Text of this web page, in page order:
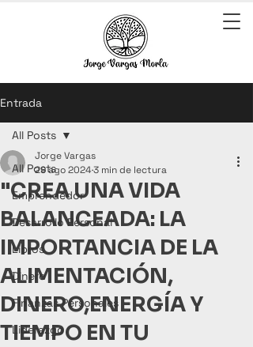
Entrada
All Posts
Emprendedor
Desarrollo Personal
Libros
Dinero
Finanzas Personales
Liderazgo
All Posts
"CREA UNA VIDA
BALANCEADA: LA
IMPORTANCIA DE LA
ALIMENTACIÓN,
DINERO,ENERGÍA Y
TIEMPO EN TU
Jorge Vargas
29 ago 20243 min de lectura